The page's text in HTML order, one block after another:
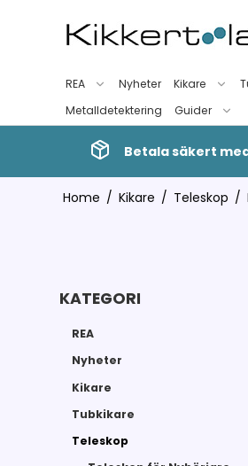
REA Nyheter Kikare
Metalldetektering
Guider
Betala säkert
Home / Kikare / Teleskop /
KATEGORI
REA
Nyheter
Kikare
Tubkikare
Teleskop